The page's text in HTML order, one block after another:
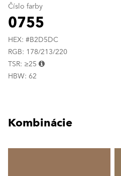
Číslo farby
0755
HEX: #B2D5DC
RGB: 178/213/220
TSR: ≥25
HBW: 62
Kombinácie